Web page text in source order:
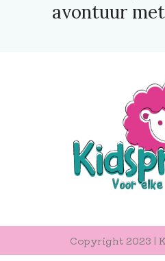
avontuur
Copyright 2023 |